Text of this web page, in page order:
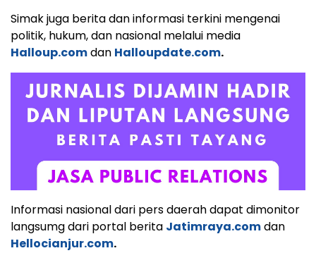
Simak juga berita dan informasi terkini mengenai
politik, hukum, dan nasional melalui media
Halloup.comdan Halloupdate.com.
Informasi nasional dari pers daerah dapat dimonitor
langsumg dari portal berita Jatimraya.comdan
Hellocianjur.com.